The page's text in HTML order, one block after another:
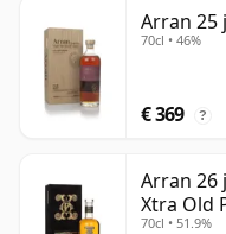
Arran 25
70cl • 46%
€ 369 ?
Arran 26
Xtra Old
70cl • 51.9%